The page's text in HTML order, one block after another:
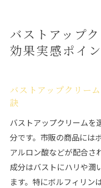
バストアップ
効果実感ポイ
バストアップクリー
訣
バストアップクリームを
分です。市販の商品には
アルロン酸などが配合さ
成分はバストにハリや潤
ます。特にボルフィリン